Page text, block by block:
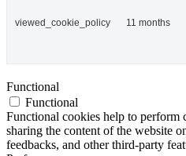
viewed_cookie_policy 11 months
Functional
Functional
Functional cookies help to perform
sharing the content of the website
feedbacks, and other third-party